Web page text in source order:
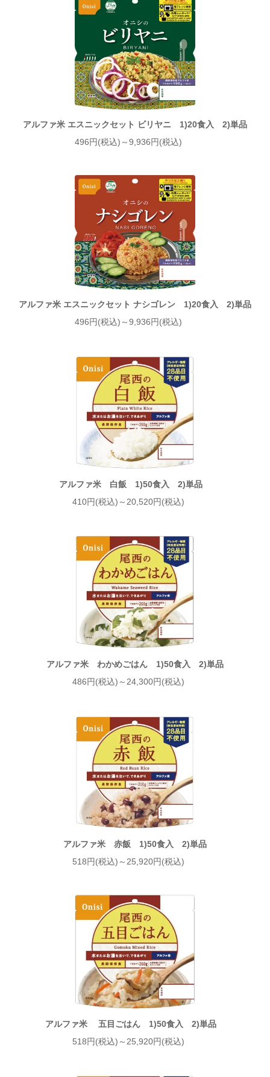
アルファ米 エスニックセット ビリヤニ 1)20食入 2)単品
496円(税込)～9,936円(税込)
アルファ米 エスニックセット ナシゴレン 1)20食入 2)単品
496円(税込)～9,936円(税込)
アルファ米 白飯 1)50食入 2)単品
410円(税込)～20,520円(税込)
アルファ米 わかめごはん 1)50食入 2)単品
486円(税込)～24,300円(税込)
アルファ米 赤飯 1)50食入 2)単品
518円(税込)～25,920円(税込)
アルファ米 五目ごはん 1)50食入 2)単品
518円(税込)～25,920円(税込)